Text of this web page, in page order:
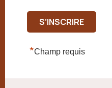
*Champ requis